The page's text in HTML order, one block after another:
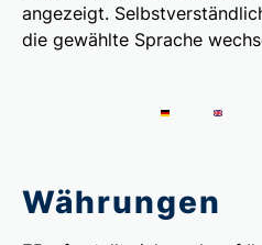
angezeigt.
die gewählte Sprache
Währungen